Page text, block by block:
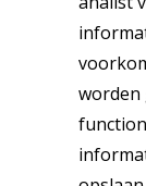
worden